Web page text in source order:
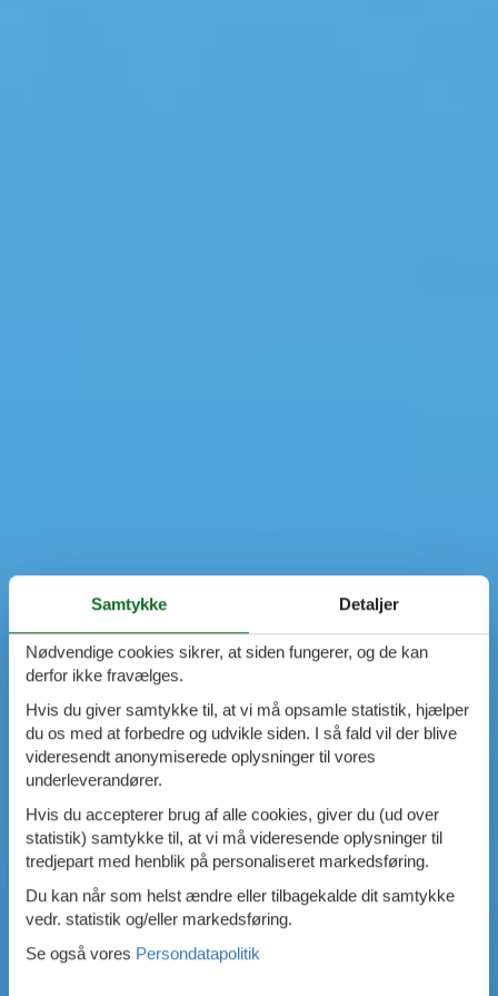
Samtykke Detaljer
Nødvendige cookies sikrer, at siden fungerer, og de kan
derfor ikke fravælges.
Hvis du giver samtykke til, at vi må opsamle statistik, hjælper
du os med at forbedre og udvikle siden. I så fald vil der blive
videresendt anonymiserede oplysninger til vores
underleverandører.
Hvis du accepterer brug af alle cookies, giver du (ud over
statistik) samtykke til, at vi må videresende oplysninger til
tredjepart med henblik på personaliseret markedsføring.
Du kan når som helst ændre eller tilbagekalde dit samtykke
vedr. statistik og/eller markedsføring.
Se også vores Persondatapolitik